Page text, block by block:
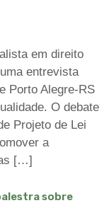
em direito
entrevista
Porto Alegre-RS
O debate
Projeto de Lei
a
[…]
sobre